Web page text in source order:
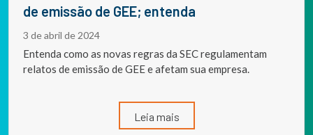
de emissão de GEE; entenda
3 de abril de 2024
Entenda como as novas regras da SEC regulamentam
relatos de emissão de GEE e afetam sua empresa.
Leia mais